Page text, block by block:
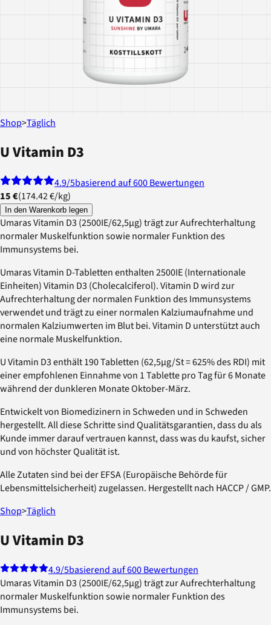
Shop>Täglich
U Vitamin D3
4.9/5basierend auf 600 Bewertungen
15 €(174.42 €/kg)
In den Warenkorb legen
Umaras Vitamin D3 (2500IE/62,5µg) trägt zur Aufrechterhaltung
normaler Muskelfunktion sowie normaler Funktion des
Immunsystems bei.
Umaras Vitamin D-Tabletten enthalten 2500IE (Internationale
Einheiten) Vitamin D3 (Cholecalciferol). Vitamin D wird zur
Aufrechterhaltung der normalen Funktion des Immunsystems
verwendet und trägt zu einer normalen Kalziumaufnahme und
normalen Kalziumwerten im Blut bei. Vitamin D unterstützt auch
eine normale Muskelfunktion.
U Vitamin D3 enthält 190 Tabletten (62,5µg/St = 625% des RDI) mit
einer empfohlenen Einnahme von 1 Tablette pro Tag für 6 Monate
während der dunkleren Monate Oktober-März.
Entwickelt von Biomedizinern in Schweden und in Schweden
hergestellt. All diese Schritte sind Qualitätsgarantien, dass du als
Kunde immer darauf vertrauen kannst, dass was du kaufst, sicher
und von höchster Qualität ist.
Alle Zutaten sind bei der EFSA (Europäische Behörde für
Lebensmittelsicherheit) zugelassen. Hergestellt nach HACCP / GMP.
Shop>Täglich
U Vitamin D3
4.9/5basierend auf 600 Bewertungen
Umaras Vitamin D3 (2500IE/62,5µg) trägt zur Aufrechterhaltung
normaler Muskelfunktion sowie normaler Funktion des
Immunsystems bei.